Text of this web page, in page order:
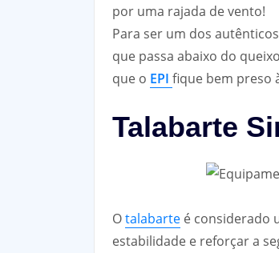
por uma rajada de vento!
Para ser um dos
que passa abaixo do
que o EPI fique bem preso
Talabarte
Otalabarte é considerado
estabilidade e reforçar a